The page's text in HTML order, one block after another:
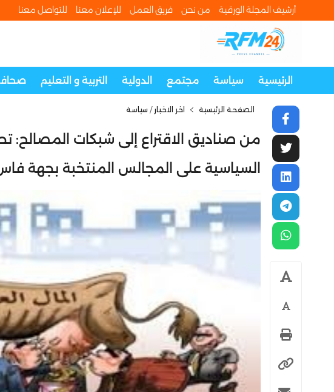
أرشيف المجلة الورقية من نحن فريق العمل للإعلان معنا للتواصل معنا
الرئيسية سياسة مجتمع الدولية التربية و التعليم
الصفحة الرئيسية اخر الاخبار / سياسة
من صناديق الاقتراع إلى شبكات المصالح:
السياسية على المجالس المنتخبة بجهة